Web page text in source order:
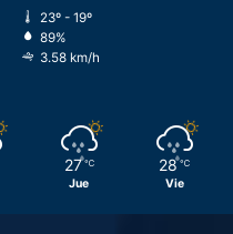
23º - 19º
89%
3.58 km/h
27 ℃
Jue
28 ℃
Vie